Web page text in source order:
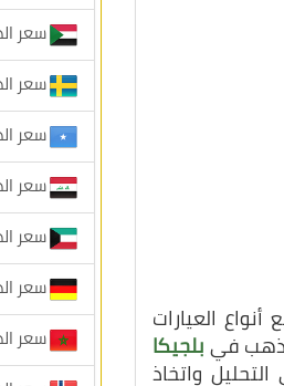
أنواع العيارات
فيبلجيكا
واتخاذ
سعر
سعر
سعر
سعر
سعر
سعر
سعر